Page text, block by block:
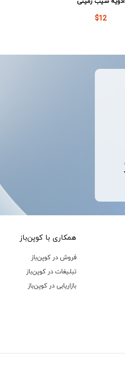
$12
همکاری با کوپن‌باز
فروش در کوپن‌باز
تبلیغات در کوپن‌باز
بازاریابی در کوپن‌باز